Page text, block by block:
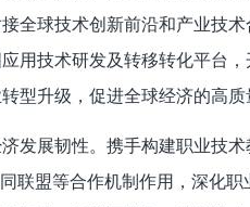
全球技术创新前沿和产业技
用技术研发及转移转化平台
型升级，促进全球经济的高质
发展韧性。携手构建职业技
联盟等合作机制作用，深化